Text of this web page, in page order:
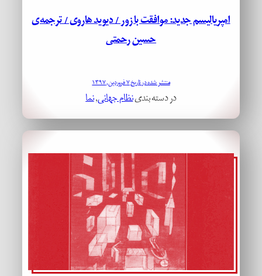
امپریالیسم جدید: موافقت با زور / دیوید هاروی / ترجمه‌ی
حسین رحمتی
منتشر شده در تاریخ ۷ فروردین, ۱۳۹۷
در دسته بندینظام جهانی, نما